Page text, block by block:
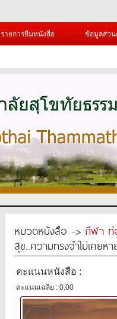
รายการยืมหนังสือ ข้อมูลส่ว
หมวดหนังสือ -> กีฬา ท่
สุข..ความทรงจำไม่เคยหา
คะแนนหนังสือ :
คะแนนเฉลี่ย : 0.00